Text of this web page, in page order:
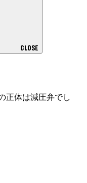
CLOSE
正体は減圧弁でし